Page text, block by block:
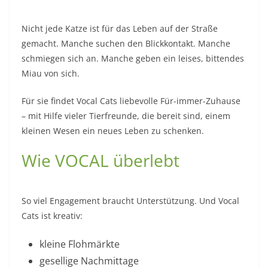
Nicht jede Katze ist für das Leben auf der Straße
gemacht. Manche suchen den Blickkontakt. Manche
schmiegen sich an. Manche geben ein leises, bittendes
Miau von sich.
Für sie findet Vocal Cats liebevolle Für-immer-Zuhause
– mit Hilfe vieler Tierfreunde, die bereit sind, einem
kleinen Wesen ein neues Leben zu schenken.
Wie VOCAL überlebt
So viel Engagement braucht Unterstützung. Und Vocal
Cats ist kreativ:
kleine Flohmärkte
gesellige Nachmittage